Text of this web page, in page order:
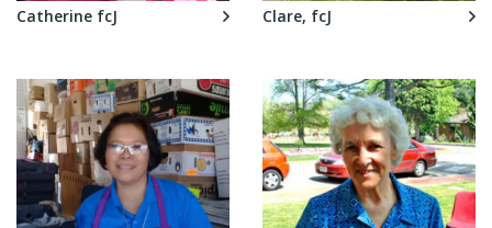
Catherine fcJ Clare, fcJ